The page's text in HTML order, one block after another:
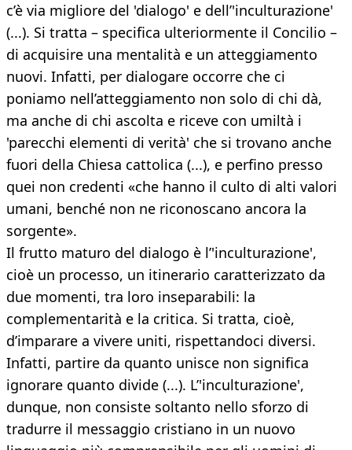
c’è via migliore del 'dialogo' e dell’'inculturazione'
(...). Si tratta – specifica ulteriormente il Concilio –
di acquisire una mentalità e un atteggiamento
nuovi. Infatti, per dialogare occorre che ci
poniamo nell’atteggiamento non solo di chi dà,
ma anche di chi ascolta e riceve con umiltà i
'parecchi elementi di verità' che si trovano anche
fuori della Chiesa cattolica (...), e perfino presso
quei non credenti «che hanno il culto di alti valori
umani, benché non ne riconoscano ancora la
sorgente».
Il frutto maturo del dialogo è l’'inculturazione',
cioè un processo, un itinerario caratterizzato da
due momenti, tra loro inseparabili: la
complementarità e la critica. Si tratta, cioè,
d’imparare a vivere uniti, rispettandoci diversi.
Infatti, partire da quanto unisce non significa
ignorare quanto divide (...). L’'inculturazione',
dunque, non consiste soltanto nello sforzo di
tradurre il messaggio cristiano in un nuovo